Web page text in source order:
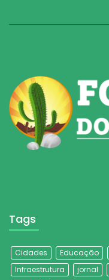
Tags
Cidades Educação
Infraestrutura
jornal